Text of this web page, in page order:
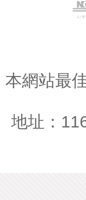
本網站最
地址：